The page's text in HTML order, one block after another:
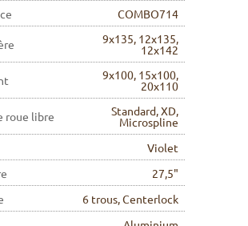
COMBO714
9x135, 12x135,
12x142
9x100, 15x100,
20x110
roue libre Standard, XD,
Microspline
Violet
27,5"
6 trous, Centerlock